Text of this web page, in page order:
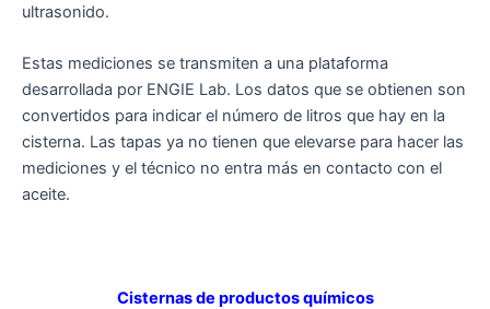
ultrasonido.
Estas mediciones se transmiten a una plataforma
desarrollada por ENGIE Lab. Los datos que se obtienen son
convertidos para indicar el número de litros que hay en la
cisterna. Las tapas ya no tienen que elevarse para hacer las
mediciones y el técnico no entra más en contacto con el
aceite.
Cisternas de productos químicos